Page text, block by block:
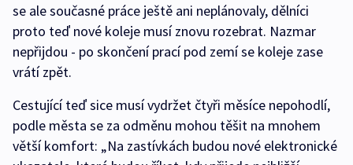
se ale současné práce ještě ani neplánovaly, dělníci
proto teď nové koleje musí znovu rozebrat. Nazmar
nepřijdou - po skončení prací pod zemí se koleje zase
vrátí zpět.
Cestující teď sice musí vydržet čtyři měsíce nepohodlí,
podle města se za odměnu mohou těšit na mnohem
větší komfort: „Na zastívkách budou nové elektronické